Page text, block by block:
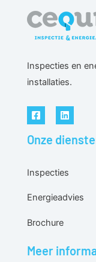
Inspecties en
installaties.
Onze
Inspecties
Energieadvies
Brochure
Meer